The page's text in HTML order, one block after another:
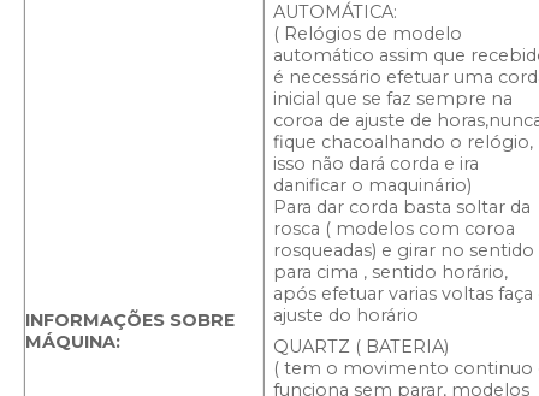
INFORMAÇÕES SOBRE
MÁQUINA:
AUTOMÁTICA:
( Relógios de modelo
automático assim que
é necessário efetuar uma
inicial que se faz sempre na
coroa de ajuste de
fique chacoalhando o relógio,
isso não dará corda e ira
danificar o maquinário)
Para dar corda basta soltar da
rosca ( modelos com coroa
rosqueadas) e girar no sentido
para cima , sentido horário,
após efetuar varias voltas faça
ajuste do horário
QUARTZ ( BATERIA)
( tem o movimento continuo
funciona sem parar, modelos